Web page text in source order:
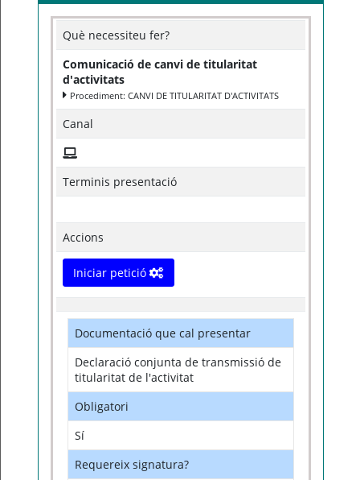
Què necessiteu fer?
Comunicació de canvi de titularitat
d'activitats
Procediment: CANVI DE TITULARITAT D'ACTIVITATS
Canal
Terminis presentació
Accions
Iniciar petició
Documentació que cal presentar
Declaració conjunta de transmissió de
titularitat de l'activitat
Obligatori
Sí
Requereix signatura?